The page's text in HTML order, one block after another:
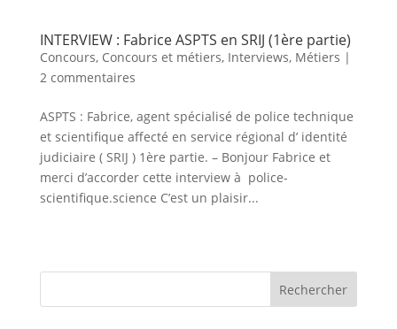
INTERVIEW : Fabrice ASPTS en SRIJ (1ère partie)
Concours, Concours et métiers, Interviews, Métiers |
2 commentaires
ASPTS : Fabrice, agent spécialisé de police technique
et scientifique affecté en service régional d’ identité
judiciaire ( SRIJ ) 1ère partie. – Bonjour Fabrice et
merci d’accorder cette interview à police-
scientifique.science C’est un plaisir...